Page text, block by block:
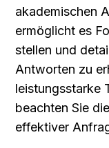
akademischen
ermöglicht es
stellen und
Antworten zu
leistungsstarke
beachten Sie
effektiver